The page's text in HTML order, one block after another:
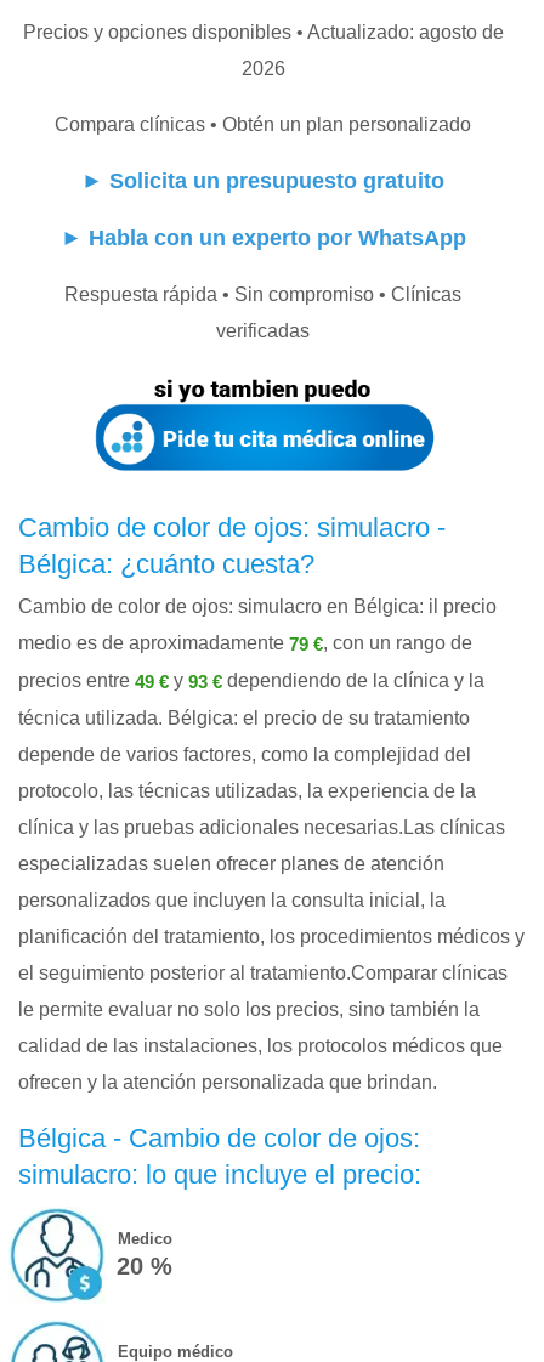
Precios y opciones disponibles • Actualizado: agosto de
2026
Compara clínicas • Obtén un plan personalizado
► Solicita un presupuesto gratuito
► Habla con un experto por WhatsApp
Respuesta rápida • Sin compromiso • Clínicas
verificadas
Cambio de color de ojos: simulacro -
Bélgica: ¿cuánto cuesta?
Cambio de color de ojos: simulacro en Bélgica: il precio
medio es de aproximadamente 79 €, con un rango de
precios entre 49 € y 93 € dependiendo de la clínica y la
técnica utilizada. Bélgica: el precio de su tratamiento
depende de varios factores, como la complejidad del
protocolo, las técnicas utilizadas, la experiencia de la
clínica y las pruebas adicionales necesarias.Las clínicas
especializadas suelen ofrecer planes de atención
personalizados que incluyen la consulta inicial, la
planificación del tratamiento, los procedimientos médicos y
el seguimiento posterior al tratamiento.Comparar clínicas
le permite evaluar no solo los precios, sino también la
calidad de las instalaciones, los protocolos médicos que
ofrecen y la atención personalizada que brindan.
Bélgica - Cambio de color de ojos:
simulacro: lo que incluye el precio:
Medico
20 %
Equipo médico